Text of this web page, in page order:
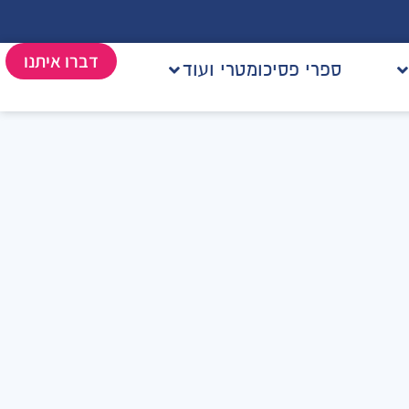
ספרי פסיכומטרי ועוד דברו איתנו